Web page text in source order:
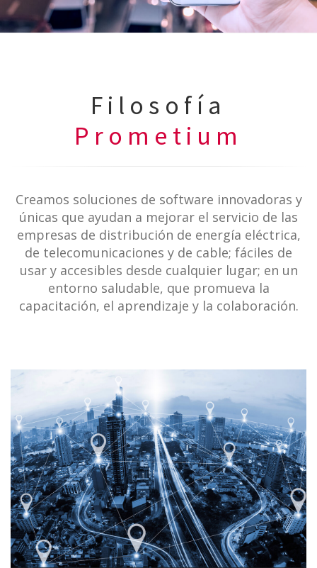
Filosofía
Prometium
Creamos soluciones de software innovadoras y
únicas que ayudan a mejorar el servicio de las
empresas de distribución de energía eléctrica,
de telecomunicaciones y de cable; fáciles de
usar y accesibles desde cualquier lugar; en un
entorno saludable, que promueva la
capacitación, el aprendizaje y la colaboración.